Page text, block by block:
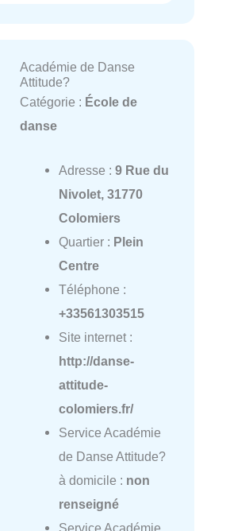
Académie de Danse
Attitude?
Catégorie : École de
danse
Adresse : 9 Rue du
Nivolet, 31770
Colomiers
Quartier : Plein
Centre
Téléphone :
+33561303515
Site internet :
http://danse-
attitude-
colomiers.fr/
Service Académie
de Danse Attitude?
à domicile : non
renseigné
Service Académie